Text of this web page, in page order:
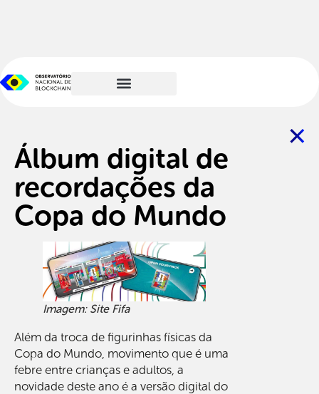
Álbum digital de
recordações da
Copa do Mundo
Imagem: Site Fifa
Além da troca de figurinhas físicas da
Copa do Mundo, movimento que é uma
febre entre crianças e adultos, a
novidade deste ano é a versão digital do